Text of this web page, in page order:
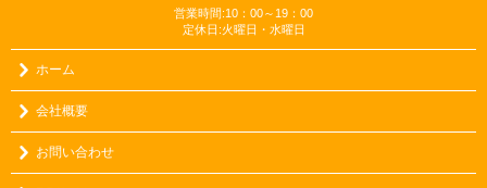
営業時間:10：00～19：00
定休日:火曜日・水曜日
ホーム
会社概要
お問い合わせ